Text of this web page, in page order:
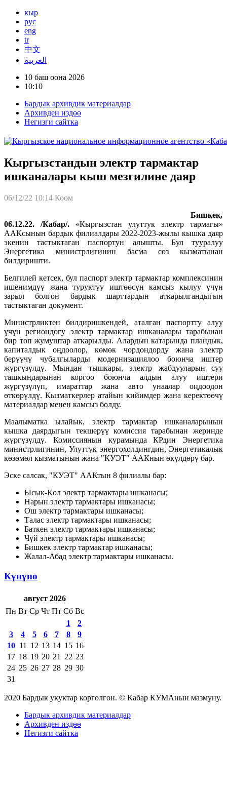
кыр
рус
eng
tr
中文
العربية
10 баш оона 2026
10:10
Бардык архивдик материалдар
Архивден издөө
Негизги сайтка
Кыргызстандын электр тармактар
ишканалары кыш мезгилине даяр
06/12/22 10:14 Коом
Бишкек,
06.12.22. /Кабар/. «Кыргызстан улуттук электр тармагы»
ААКсынын бардык филиалдары 2022-2023-жылы кышка даяр
экенин тастыктаган паспортун алышты. Бул тууралуу
Энергетика министрлигинин басма сөз кызматынан
билдиришти.
Белгилей кетсек, бул паспорт электр тармактар комплексинин
ишенимдүү жана туруктуу иштөөсүн камсыз кылуу үчүн
зарыл болгон бардык шарттардын аткарылгандыгын
тастыктаган документ.
Министрликтен билдиришкендей, аталган паспортту алуу
үчүн региондогу электр тармактар ишканалары тарабынан
бир топ жумуштар аткарылды. Алардын катарында пландык,
капиталдык оңдоолор, көмөк чордондорду жана электр
берүүчү чубалгыларды модернизациялоо боюнча иштер
жүргүзүлдү. Мындан тышкары, электр жабдууларын суу
ташкындарынан коргоо боюнча алдын алуу иштери
жүргүзүлүп, имараттар жана авто унаалар оңдоодон
өткөрүлдү. Кызматкерлер атайын кийимдер жана керектөөчү
материалдар менен камсыз болду.
Маалыматка ылайык, электр тармактар ишканаларынын
кышка даярдыгын текшерүү комиссия тарабынан жеринде
жүргүзүлдү. Комиссиянын курамында КРдин Энергетика
министрлигинин, Улуттук энергохолдингдин, Энергетикалык
көзөмөл кызматынын жана "КУЭТ" ААКнын өкүлдөрү бар.
Эске салсак, "КУЭТ" ААКтын 8 филиалы бар:
Ысык-Көл электр тармактары ишканасы;
Нарын электр тармактары ишканасы;
Ош электр тармактары ишканасы;
Талас электр тармактары ишканасы;
Баткен электр тармактары ишканасы;
Чүй электр тармактары ишканасы;
Бишкек электр тармактар ишканасы;
Жалал-Абад электр тармактары ишканасы.
Күнүнө
август 2026
Пн Вт Ср Чт Пт Сб Вс
1
2
3
4 5 6 7 8
9
10 11 12 13 14 15 16
17 18 19 20 21 22 23
24 25 26 27 28 29 30
31
2020 Бардык укуктар корголгон. © Кабар КУМАнын мазмуну.
Бардык архивдик материалдар
Архивден издөө
Негизги сайтка